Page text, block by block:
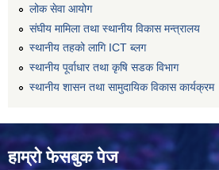
लोक सेवा आयोग
संघीय मामिला तथा स्थानीय विकास मन्त्रालय
स्थानीय तहको लागि ICT ब्लग
स्थानीय पूर्वाधार तथा कृषि सडक विभाग
स्थानीय शासन तथा सामुदायिक विकास कार्यक्रम
हाम्रो फेसबुक पेज